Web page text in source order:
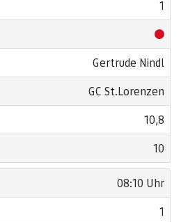
1
Gertrude Nindl
GC St.Lorenzen
10,8
10
08:10 Uhr
1